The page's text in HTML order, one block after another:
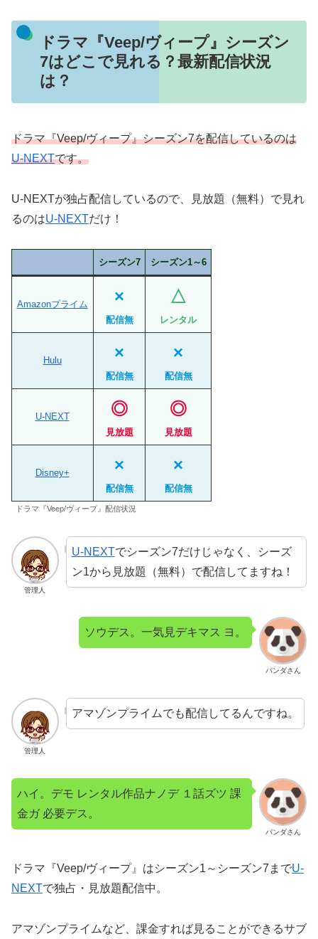
ドラマ『Veep/ヴィープ』シーズン
7はどこで見れる？最新配信状況
は？
ドラマ『Veep/ヴィープ』シーズン7を配信しているのは
U-NEXTです。
U-NEXTが独占配信しているので、見放題（無料）で見れ
るのはU-NEXTだけ！
シーズン7 シーズン1～6
Amazonプライム ×
配信無
△
レンタル
Hulu ×
配信無
×
配信無
U-NEXT ◎
見放題
◎
見放題
Disney+ ×
配信無
×
配信無
ドラマ『Veep/ヴィープ』配信状況
管理人
U-NEXTでシーズン7だけじゃなく、シーズ
ン1から見放題（無料）で配信してますね！
パンダさん
ソウデス。一気見デキマス ヨ。
管理人
アマゾンプライムでも配信してるんですね。
パンダさん
ハイ。デモ レンタル作品ナノデ １話ズツ 課
金ガ 必要デス。
ドラマ『Veep/ヴィープ』はシーズン1～シーズン7までU-
NEXTで独占・見放題配信中。
アマゾンプライムなど、課金すれば見ることができるサブ